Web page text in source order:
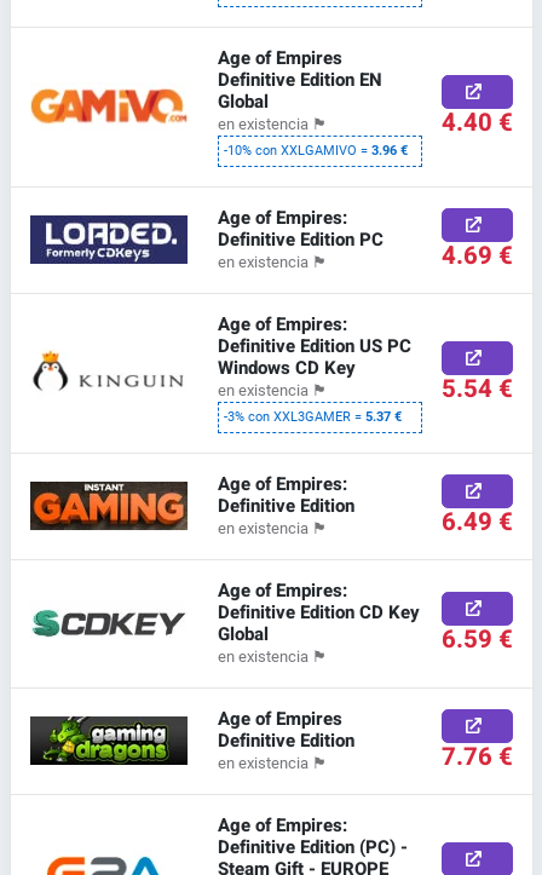
Age of Empires
Definitive Edition EN
Global
en existencia 🏴
-10% con XXLGAMIVO =3.96 €
4.40 €
Age of Empires:
Definitive Edition PC
en existencia 🏴 4.69 €
Age of Empires:
Definitive Edition US PC
Windows CD Key
en existencia 🏴
-3% con XXL3GAMER =5.37 €
5.54 €
Age of Empires:
Definitive Edition
en existencia 🏴 6.49 €
Age of Empires:
Definitive Edition CD Key
Global
en existencia 🏴 6.59 €
Age of Empires
Definitive Edition
en existencia 🏴 7.76 €
Age of Empires:
Definitive Edition (PC) -
Steam Gift - EUROPE